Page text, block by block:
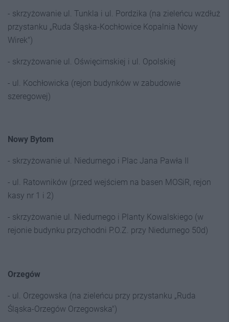
- skrzyżowanie ul. Tunkla i ul. Pordzika (na zieleńcu wzdłuż
przystanku „Ruda Śląska-Kochłowice Kopalnia Nowy
Wirek")
- skrzyżowanie ul. Oświęcimskiej i ul. Opolskiej
- ul. Kochłowicka (rejon budynków w zabudowie
szeregowej)
Nowy Bytom
- skrzyżowanie ul. Niedurnego i Plac Jana Pawła II
- ul. Ratowników (przed wejściem na basen MOSiR, rejon
kasy nr 1 i 2)
- skrzyżowanie ul. Niedurnego i Planty Kowalskiego (w
rejonie budynku przychodni P.O.Z. przy Niedurnego 50d)
Orzegów
- ul. Orzegowska (na zieleńcu przy przystanku „Ruda
Śląska-Orzegów Orzegowska")